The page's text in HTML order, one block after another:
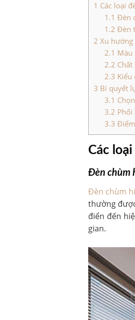
1 Các loại
1.1 Đèn
1.2 Đèn
2 Xu
2.1 Màu
2.2 Chất
2.3 Kiểu
3 Bí quyết
3.1
3.2 Phối
3.3
Các
Đèn chùm
Đèn chùm
thường
điển đến
gian.